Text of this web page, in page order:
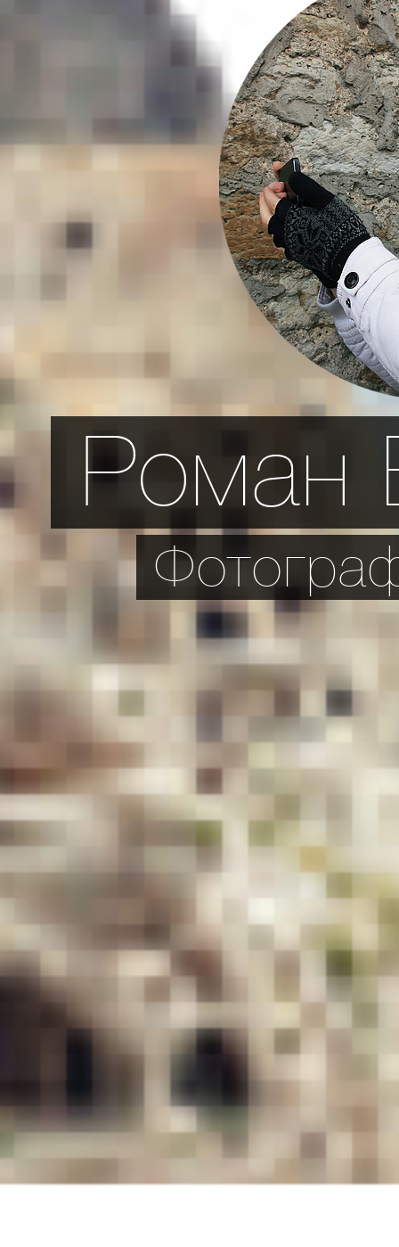
Роман